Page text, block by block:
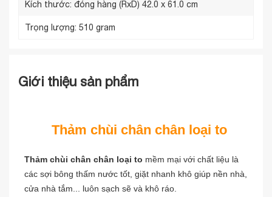
Kích thước: đóng hàng (RxD) 42.0 x 61.0 cm
Trọng lượng: 510 gram
Giới thiệu sản phẩm
Thảm chùi chân chân loại to
Thảm chùi chân chân loại to mềm mại với chất liệu là
các sợi bông thấm nước tốt, giặt nhanh khô giúp nền nhà,
cửa nhà tắm... luôn sạch sẽ và khô ráo.